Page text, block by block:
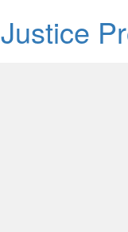
Justice